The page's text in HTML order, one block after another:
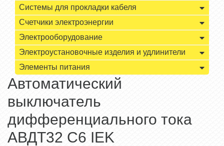
Системы для прокладки кабеля
Счетчики электроэнергии
Электрооборудование
Электроустановочные изделия и удлинители
Элементы питания
Автоматический
выключатель
дифференциального тока
АВДТ32 C6 IEK